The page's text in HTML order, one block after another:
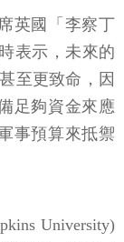
英國「李察丁
表示，未來的
至更致命，因
足夠資金來應
事預算來抵禦
University)